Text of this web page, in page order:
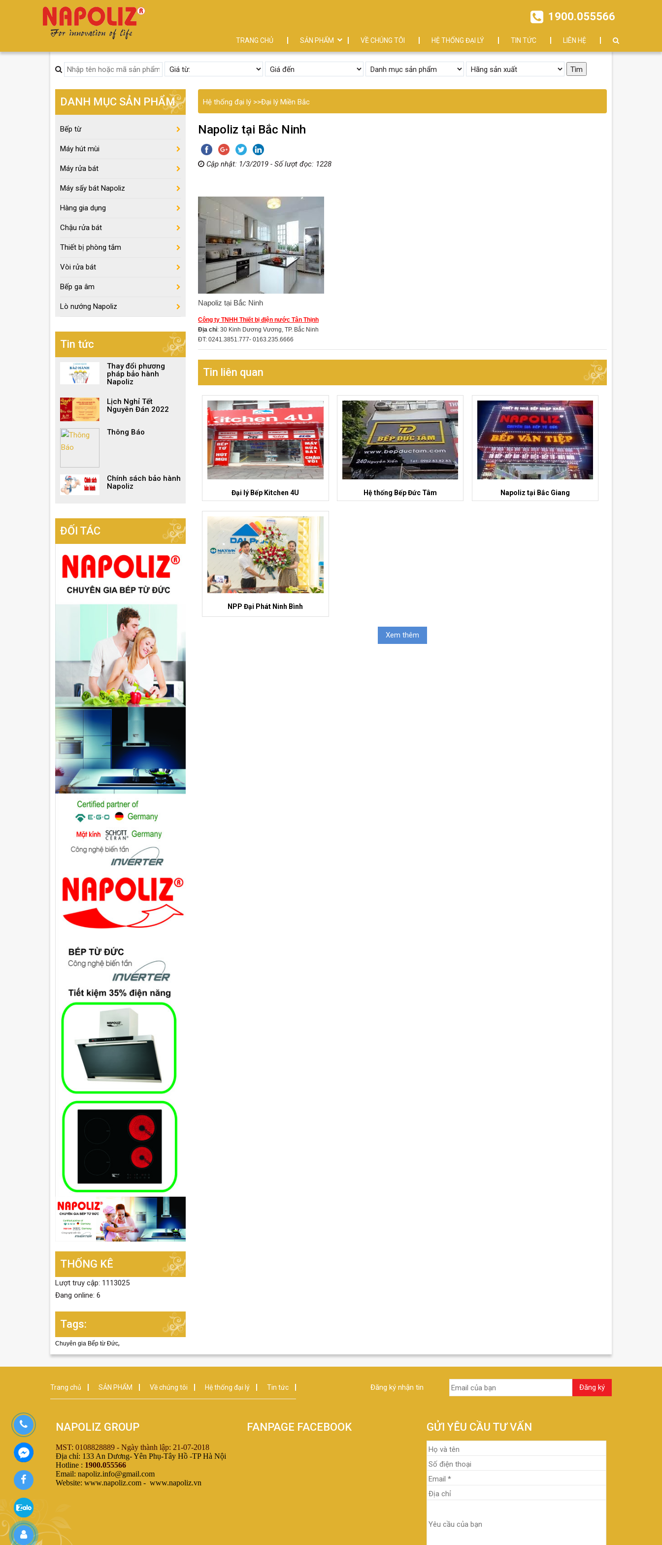
TRANG CHỦ SẢN PHẨM VỀ CHÚNG TÔI HỆ THỐNG ĐẠI LÝ TIN TỨC LIÊN HỆ
1900.055566
Hệ thống đại lý >>Đại lý Miền Bắc
Napoliz tại Bắc Ninh
Cập nhật: 1/3/2019 - Số lượt đọc: 1228
Napoliz tại Bắc Ninh
Công ty TNHH Thiết bị điện nước Tân Thịnh
Địa chỉ: 30 Kinh Dương Vương, TP. Bắc Ninh
ĐT: 0241.3851.777- 0163.235.6666
Tin liên quan
Đại lý Bếp Kitchen 4U Hệ thống Bếp Đức Tâm Napoliz tại Bắc Giang
NPP Đại Phát Ninh Bình
Xem thêm
DANH MỤC SẢN PHẨM
Bếp từ
Máy hút mùi
Máy rửa bát
Máy sấy bát Napoliz
Hàng gia dụng
Chậu rửa bát
Thiết bị phòng tắm
Vòi rửa bát
Bếp ga âm
Lò nướng Napoliz
Tin tức
Thay đổi phương
pháp bảo hành
Napoliz
Lịch Nghỉ Tết
Nguyên Đán 2022
Thông Báo
Chính sách bảo hành
Napoliz
ĐỐI TÁC
THỐNG KÊ
Lượt truy cập: 1113025
Đang online: 6
Tags:
Chuyên gia Bếp từ Đức,
Trang chủ SẢN PHẨM Về chúng tôi Hệ thống đại lý Tin tức Đăng ký nhận tin
NAPOLIZ GROUP
MST: 0108828889 - Ngày thành lập: 21-07-2018
Địa chỉ: 133 An Dương- Yên Phụ-Tây Hồ -TP Hà Nội
Hotline : 1900.055566
Email: napoliz.info@gmail.com
Website: www.napoliz.com - www.napoliz.vn
FANPAGE FACEBOOK GỬI YÊU CẦU TƯ VẤN